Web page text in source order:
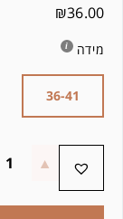
₪36.00
מידה
36-41